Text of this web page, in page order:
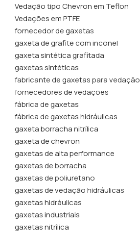
Vedação tipo Chevron em Teflon
Vedações em PTFE
fornecedor de gaxetas
gaxeta de grafite com inconel
gaxeta sintética grafitada
gaxetas sintéticas
fabricante de gaxetas para vedação
fornecedores de vedações
fábrica de gaxetas
fábrica de gaxetas hidráulicas
gaxeta borracha nitrílica
gaxeta de chevron
gaxetas de alta performance
gaxetas de borracha
gaxetas de poliuretano
gaxetas de vedação hidráulicas
gaxetas hidráulicas
gaxetas industriais
gaxetas nitrílica